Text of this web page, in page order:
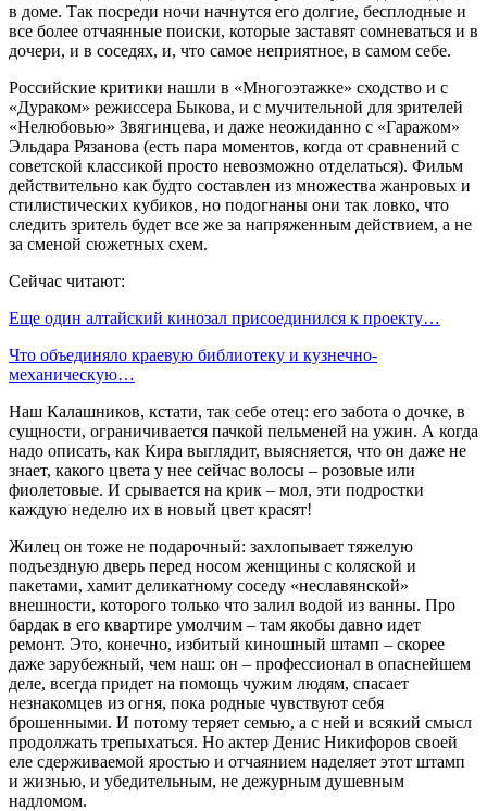
в доме. Так посреди ночи начнутся его долгие, бесплодные и
все более отчаянные поиски, которые заставят сомневаться и в
дочери, и в соседях, и, что самое неприятное, в самом себе.
Российские критики нашли в «Многоэтажке» сходство и с
«Дураком» режиссера Быкова, и с мучительной для зрителей
«Нелюбовью» Звягинцева, и даже неожиданно с «Гаражом»
Эльдара Рязанова (есть пара моментов, когда от сравнений с
советской классикой просто невозможно отделаться). Фильм
действительно как будто составлен из множества жанровых и
стилистических кубиков, но подогнаны они так ловко, что
следить зритель будет все же за напряженным действием, а не
за сменой сюжетных схем.
Сейчас читают:
Еще один алтайский кинозал присоединился к проекту…
Что объединяло краевую библиотеку и кузнечно-
механическую…
Наш Калашников, кстати, так себе отец: его забота о дочке, в
сущности, ограничивается пачкой пельменей на ужин. А когда
надо описать, как Кира выглядит, выясняется, что он даже не
знает, какого цвета у нее сейчас волосы – розовые или
фиолетовые. И срывается на крик – мол, эти подростки
каждую неделю их в новый цвет красят!
Жилец он тоже не подарочный: захлопывает тяжелую
подъездную дверь перед носом женщины с коляской и
пакетами, хамит деликатному соседу «неславянской»
внешности, которого только что залил водой из ванны. Про
бардак в его квартире умолчим – там якобы давно идет
ремонт. Это, конечно, избитый киношный штамп – скорее
даже зарубежный, чем наш: он – профессио­нал в опаснейшем
деле, всегда придет на помощь чужим людям, спасает
незнакомцев из огня, пока родные чувствуют себя
брошенными. И потому теряет семью, а с ней и всякий смысл
продолжать трепыхаться. Но актер Денис Никифоров своей
еле сдерживаемой яростью и отчаянием наделяет этот штамп
и жизнью, и убедительным, не дежурным душевным
надломом.